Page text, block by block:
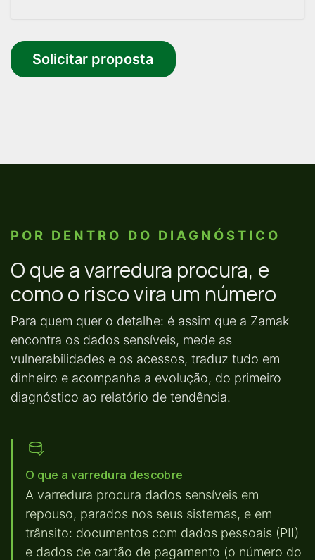
Solicitar proposta
POR DENTRO DO DIAGNÓSTICO
O que a varredura procura, e
como o risco vira um número
Para quem quer o detalhe: é assim que a Zamak
encontra os dados sensíveis, mede as
vulnerabilidades e os acessos, traduz tudo em
dinheiro e acompanha a evolução, do primeiro
diagnóstico ao relatório de tendência.
O que a varredura descobre
A varredura procura dados sensíveis em
repouso, parados nos seus sistemas, e em
trânsito: documentos com dados pessoais (PII)
e dados de cartão de pagamento (o número do